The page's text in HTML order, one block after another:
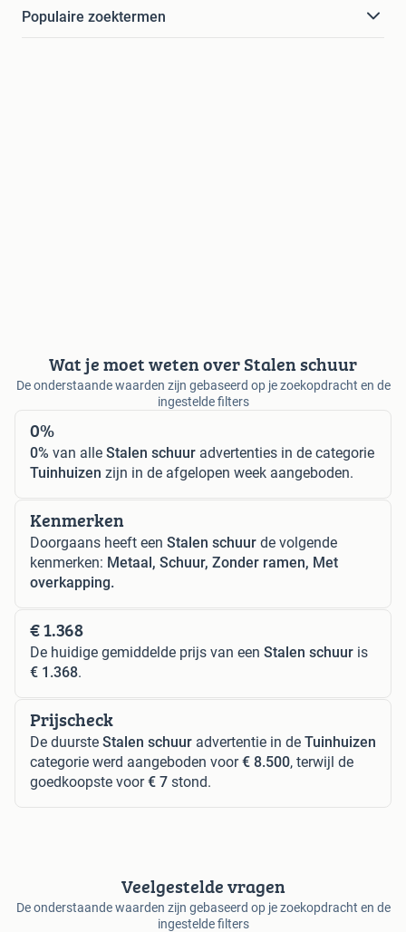
Populaire zoektermen
Wat je moet weten over Stalen schuur
De onderstaande waarden zijn gebaseerd op je zoekopdracht en de
ingestelde filters
0%
0% van alle Stalen schuur advertenties in de categorie
Tuinhuizen zijn in de afgelopen week aangeboden.
Kenmerken
Doorgaans heeft een Stalen schuur de volgende
kenmerken: Metaal, Schuur, Zonder ramen, Met
overkapping.
€ 1.368
De huidige gemiddelde prijs van een Stalen schuur is
€ 1.368.
Prijscheck
De duurste Stalen schuur advertentie in de Tuinhuizen
categorie werd aangeboden voor€ 8.500, terwijl de
goedkoopste voor€ 7 stond.
Veelgestelde vragen
De onderstaande waarden zijn gebaseerd op je zoekopdracht en de
ingestelde filters